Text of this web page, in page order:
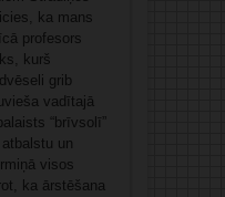
ka mans
profesors
kurš
grib
vadītajā
“brīvsolī”
un
visos
ka ārstēšana